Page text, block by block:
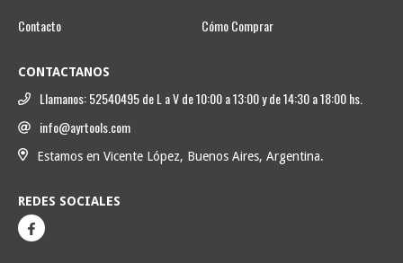
Contacto
Cómo Comprar
CONTACTANOS
Llamanos: 52540495 de L a V de 10:00 a 13:00 y de 14:30 a 18:00 hs.
info@ayrtools.com
Estamos en Vicente López, Buenos Aires, Argentina.
REDES SOCIALES